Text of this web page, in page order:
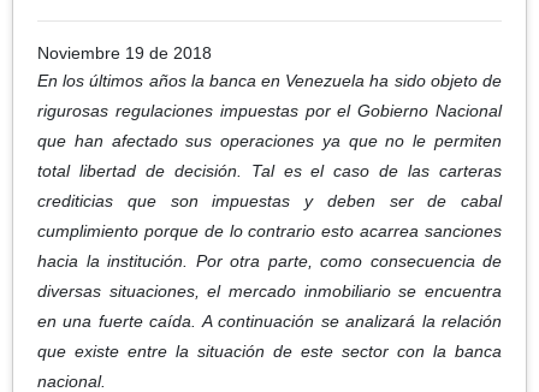
Noviembre 19 de 2018
En los últimos años la banca en Venezuela ha sido objeto de
rigurosas regulaciones impuestas por el Gobierno Nacional
que han afectado sus operaciones ya que no le permiten
total libertad de decisión. Tal es el caso de las carteras
crediticias que son impuestas y deben ser de cabal
cumplimiento porque de lo contrario esto acarrea sanciones
hacia la institución. Por otra parte, como consecuencia de
diversas situaciones, el mercado inmobiliario se encuentra
en una fuerte caída. A continuación se analizará la relación
que existe entre la situación de este sector con la banca
nacional.